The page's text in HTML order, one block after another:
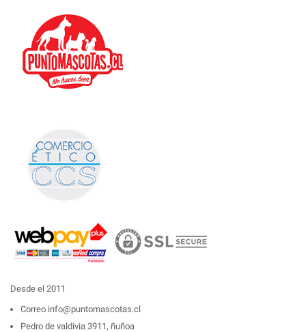
Desde el 2011
Correo info@puntomascotas.cl
Pedro de valdivia 3911, ñuñoa